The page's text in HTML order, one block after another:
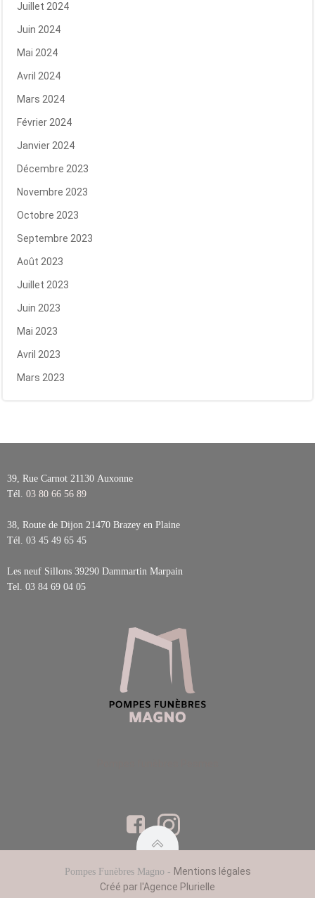
Juillet 2024
Juin 2024
Mai 2024
Avril 2024
Mars 2024
Février 2024
Janvier 2024
Décembre 2023
Novembre 2023
Octobre 2023
Septembre 2023
Août 2023
Juillet 2023
Juin 2023
Mai 2023
Avril 2023
Mars 2023
39, Rue Carnot 21130 Auxonne
Tél. 03 80 66 56 89
38, Route de Dijon 21470 Brazey en Plaine
Tél. 03 45 49 65 45
Les neuf Sillons 39290 Dammartin Marpain
Tel. 03 84 69 04 05
Pompes Funèbres Magno - Mentions légales
Créé par l'Agence Plurielle